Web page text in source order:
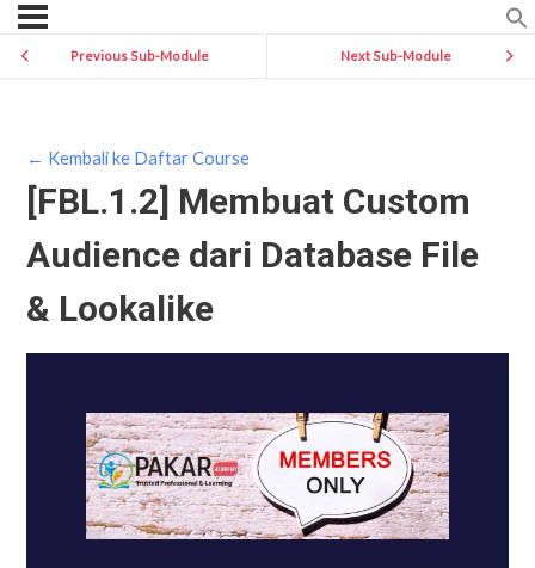
Previous Sub-Module Next Sub-Module
← Kembali ke Daftar Course
[FBL.1.2] Membuat Custom
Audience dari Database File
& Lookalike